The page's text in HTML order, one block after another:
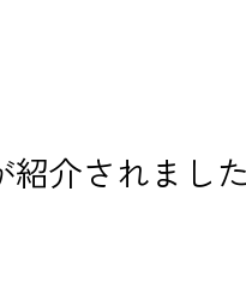
紹介されまし